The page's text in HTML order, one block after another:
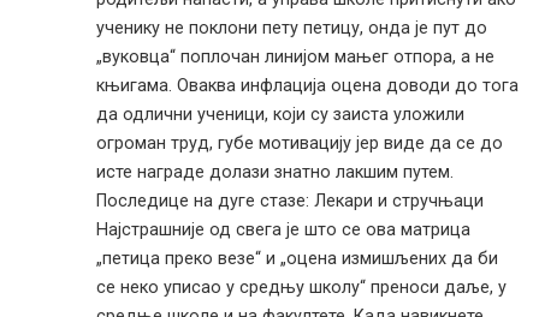
ученику не поклони пету петицу, онда је пут до
„вуковца“ поплочан линијом мањег отпора, а не
књигама. Оваква инфлација оцена доводи до тога
да одлични ученици, који су заиста уложили
огроман труд, губе мотивацију јер виде да се до
исте награде долази знатно лакшим путем.
Последице на дуге стазе: Лекари и стручњаци
Најстрашније од свега је што се ова матрица
„петица преко везе“ и „оцена измишљених да би
се неко уписао у средњу школу“ преноси даље, у